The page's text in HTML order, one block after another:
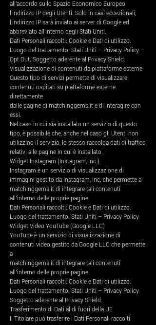
all'accordo sullo Spazio Economico Europeo
l'indirizzo IP degli Utenti. Solo in casi eccezionali,
l'indirizzo IP sarà inviato ai server di Google ed
abbreviato all'interno degli Stati Uniti.
Dati Personali raccolti: Cookie e Dati di utilizzo.
Luogo del trattamento: Stati Uniti – Privacy Policy –
Opt Out. Soggetto aderente al Privacy Shield.
Visualizzazione di contenuti da piattaforme esterne
Questo tipo di servizi permette di visualizzare
contenuti ospitati su piattaforme esterne
direttamente
dalle pagine di matchinggems.it e di interagire con
essi.
Nel caso in cui sia installato un servizio di questo
tipo, è possibile che, anche nel caso gli Utenti non
utilizzino il servizio, lo stesso raccolga dati di traffico
relativi alle pagine in cui è installato.
Widget Instagram (Instagram, Inc.)
Instagram è un servizio di visualizzazione di
immagini gestito da Instagram, Inc. che permette a
matchinggems.it di integrare tali contenuti
all’interno delle proprie pagine.
Dati Personali raccolti: Cookie e Dati di utilizzo.
Luogo del trattamento: Stati Uniti – Privacy Policy.
Widget Video YouTube (Google LLC)
YouTube è un servizio di visualizzazione di
contenuti video gestito da Google LLC che permette
a
matchinggems.it di integrare tali contenuti
all’interno delle proprie pagine.
Dati Personali raccolti: Cookie e Dati di utilizzo.
Luogo del trattamento: Stati Uniti – Privacy Policy.
Soggetto aderente al Privacy Shield.
Trasferimento di Dati al di fuori della UE
Il Titolare può trasferire i Dati Personali raccolti